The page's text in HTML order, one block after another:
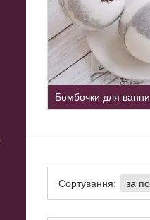
Бомбочки для ванни.